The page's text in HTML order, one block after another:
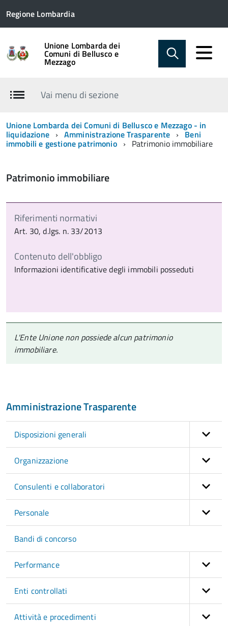
Regione Lombardia
Unione Lombarda dei
Comuni di Bellusco e
Mezzago
Vai menu di sezione
Unione Lombarda dei Comuni di Bellusco e Mezzago - in
liquidazione Amministrazione Trasparente Beni
immobili e gestione patrimonio Patrimonio immobiliare
Patrimonio immobiliare
Riferimenti normativi
Art. 30, d.lgs. n. 33/2013
Contenuto dell'obbligo
Informazioni identificative degli immobili posseduti
L'Ente Unione non possiede alcun patrimonio
immobiliare.
Amministrazione Trasparente
Disposizioni generali
Organizzazione
Consulenti e collaboratori
Personale
Bandi di concorso
Performance
Enti controllati
Attività e procedimenti